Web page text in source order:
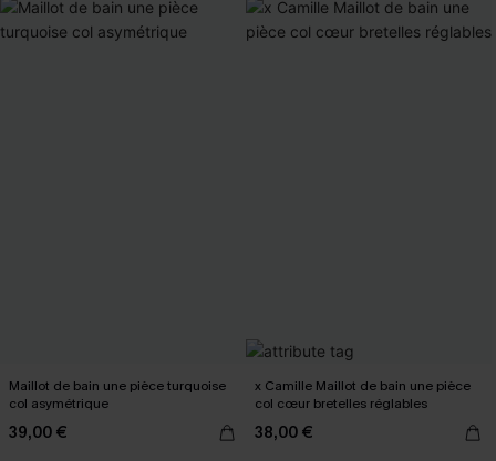
Maillot de bain une pièce turquoise
col asymétrique
39,00 €
x Camille Maillot de bain une pièce
col cœur bretelles réglables
38,00 €